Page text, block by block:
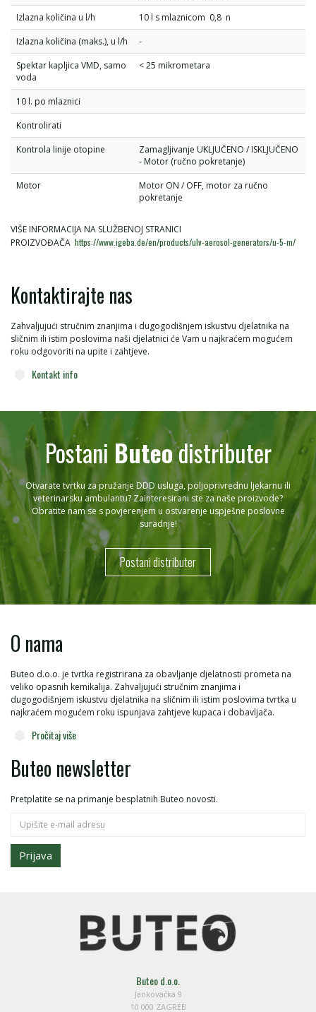
Izlazna količina u l/h
10 l s mlaznicom 0,8 n
Izlazna količina (maks.), u l/h
-
Spektar kapljica VMD, samo
voda
< 25 mikrometara
10 l. po mlaznici
Kontrolirati
Kontrola linije otopine
Zamagljivanje UKLJUČENO / ISKLJUČENO
- Motor (ručno pokretanje)
Motor
Motor ON / OFF, motor za ručno
pokretanje
VIŠE INFORMACIJA NA SLUŽBENOJ STRANICI
PROIZVOĐAČA https://www.igeba.de/en/products/ulv-aerosol-generators/u-5-m/
Kontaktirajte nas
Zahvaljujući stručnim znanjima i dugogodišnjem iskustvu djelatnika na
sličnim ili istim poslovima naši djelatnici će Vam u najkraćem mogućem
roku odgovoriti na upite i zahtjeve.
Kontakt info
Postani Buteodistributer
Otvarate tvrtku za pružanje DDD usluga, poljoprivrednu ljekarnu ili
veterinarsku ambulantu? Zainteresirani ste za naše proizvode?
Obratite nam se s povjerenjem u ostvarenje uspješne poslovne
suradnje!
Postani distributer
O nama
Buteo d.o.o. je tvrtka registrirana za obavljanje djelatnosti prometa na
veliko opasnih kemikalija. Zahvaljujući stručnim znanjima i
dugogodišnjem iskustvu djelatnika na sličnim ili istim poslovima tvrtka u
najkraćem mogućem roku ispunjava zahtjeve kupaca i dobavljača.
Pročitaj više
Buteo newsletter
Pretplatite se na primanje besplatnih Buteo novosti.
Prijava
Buteo d.o.o.
Jankovačka 9
10 000 ZAGREB